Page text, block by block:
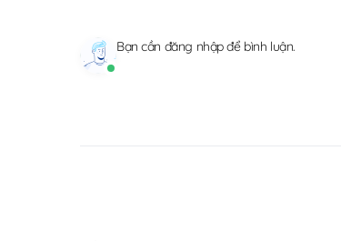
Bạn cần đăng nhậpđể bình luận.